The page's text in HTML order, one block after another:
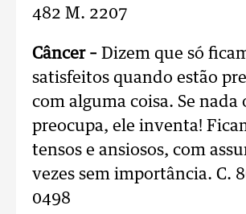
482 M. 2207
Câncer – Dizem que só
satisfeitos quando estão
com alguma coisa. Se nada
preocupa, ele inventa!
tensos e ansiosos, com
vezes sem importância. C.
0498